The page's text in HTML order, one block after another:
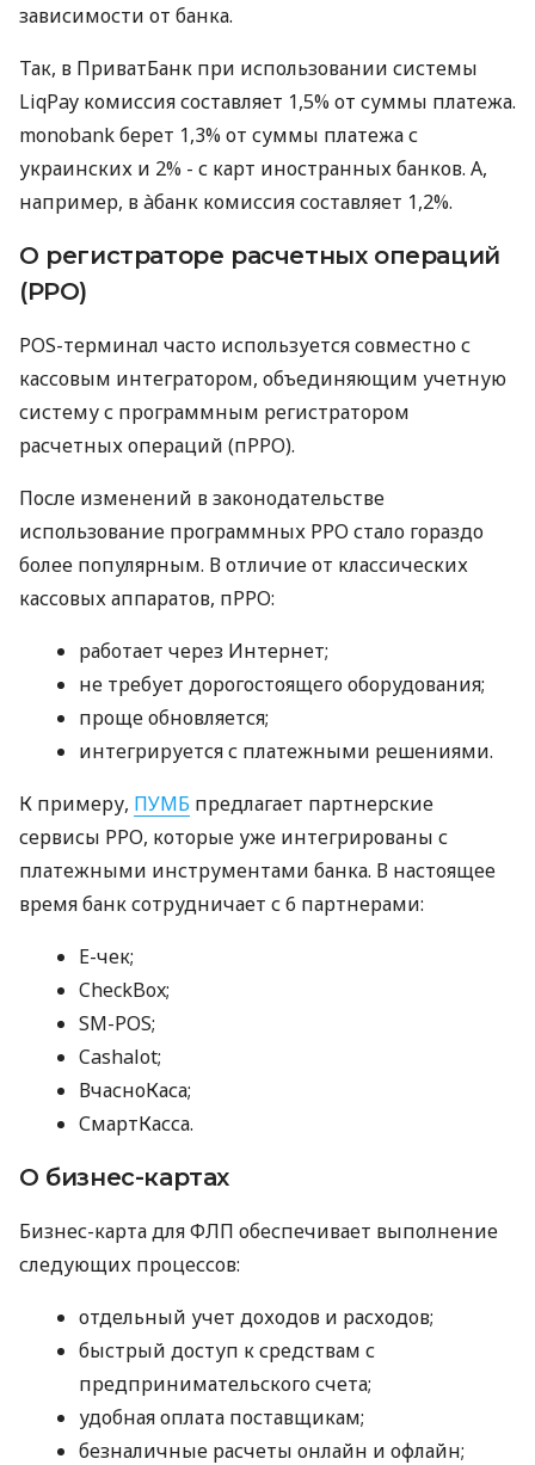
зависимости от банка.
Так, в ПриватБанк при использовании системы
LiqPay комиссия составляет 1,5% от суммы платежа.
monobank берет 1,3% от суммы платежа с
украинских и 2% - с карт иностранных банков. А,
например, в àбанк комиссия составляет 1,2%.
О регистраторе расчетных операций
(РРО)
POS-терминал часто используется совместно с
кассовым интегратором, объединяющим учетную
систему с программным регистратором
расчетных операций (пРРО).
После изменений в законодательстве
использование программных РРО стало гораздо
более популярным. В отличие от классических
кассовых аппаратов, пРРО:
работает через Интернет;
не требует дорогостоящего оборудования;
проще обновляется;
интегрируется с платежными решениями.
К примеру, ПУМБ предлагает партнерские
сервисы РРО, которые уже интегрированы с
платежными инструментами банка. В настоящее
время банк сотрудничает с 6 партнерами:
E-чек;
CheckBox;
SM-POS;
Cashalot;
ВчасноКаса;
СмартКасса.
О бизнес-картах
Бизнес-карта для ФЛП обеспечивает выполнение
следующих процессов:
отдельный учет доходов и расходов;
быстрый доступ к средствам с
предпринимательского счета;
удобная оплата поставщикам;
безналичные расчеты онлайн и офлайн;